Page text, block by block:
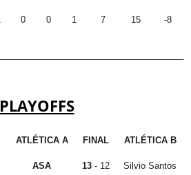
0 0 1 7 15 -8
PLAYOFFS
ATLÉTICA A FINAL ATLÉTICA B
ASA 13- 12 Silvio Santos